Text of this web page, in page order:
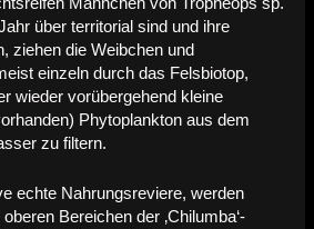
Männchen von Tropheops sp.
über territorial sind und ihre
ziehen die Weibchen und
einzeln durch das Felsbiotop,
wieder vorübergehend kleine
Phytoplankton aus dem
zu filtern.
echte Nahrungsreviere, werden
Bereichen der ‚Chilumba‘-